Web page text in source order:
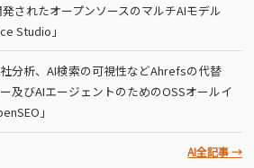
されたオープンソースのマルチAIモデル
Studio」
分析、AI検索の可視性などAhrefsの代替
及びAIエージェントのためのOSSオールイ
」
AI全記事 →